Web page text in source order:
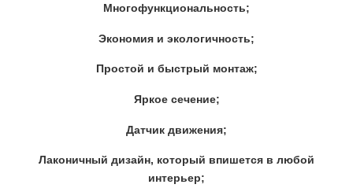
Многофункциональность;
Экономия и экологичность;
Простой и быстрый монтаж;
Яркое сечение;
Датчик движения;
Лаконичный дизайн, который впишется в любой
интерьер;